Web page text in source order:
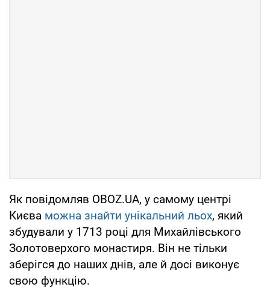
Як повідомляв OBOZ.UA, у самому центрі
Києва можна знайти унікальний льох, який
збудували у 1713 році для Михайлівського
Золотоверхого монастиря. Він не тільки
зберігся до наших днів, але й досі виконує
свою функцію.